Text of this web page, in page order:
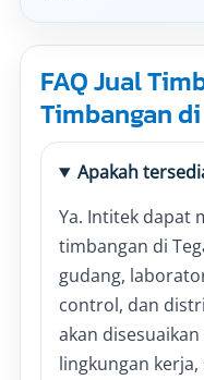
FAQ Jual
Timbangan
Apakah
Ya. Intitek dapat
timbangan di
gudang,
control, dan
akan
lingkungan